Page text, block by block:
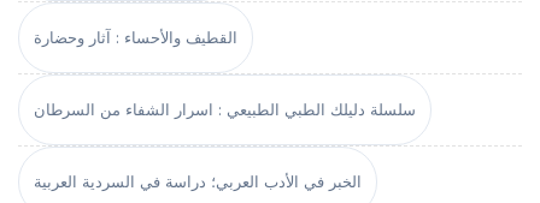
القطيف والأحساء : آثار وحضارة
سلسلة دليلك الطبي الطبيعي : اسرار الشفاء من السرطان
الخبر في الأدب العربي؛ دراسة في السردية العربية